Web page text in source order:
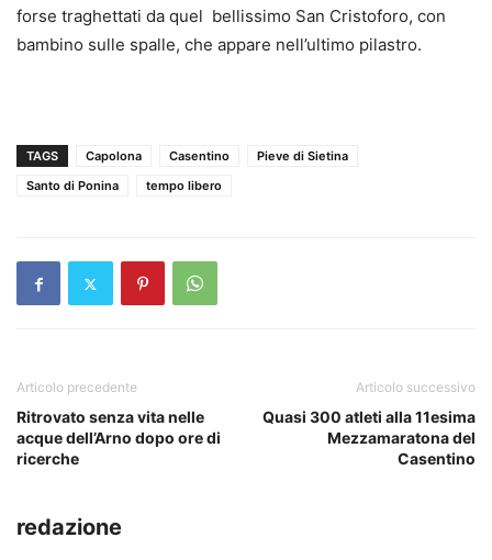
forse traghettati da quel bellissimo San Cristoforo, con
bambino sulle spalle, che appare nell’ultimo pilastro.
TAGS Capolona Casentino
Pieve di Sietina
Santo di Ponina
tempo libero
Articolo precedente
Ritrovato senza vita nelle
acque dell’Arno dopo ore di
ricerche
Articolo successivo
Quasi 300 atleti alla 11esima
Mezzamaratona del
Casentino
redazione